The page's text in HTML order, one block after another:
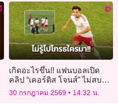
เกิดอะไรขึ้น!! แฟนบอลเปิด
คลิป “เคอร์ติส โจนส์” ไม่สบ
อารมณ์ บ่นยับกับ “โซโบซไล”
30 กรกฎาคม 2569 14:32 น.